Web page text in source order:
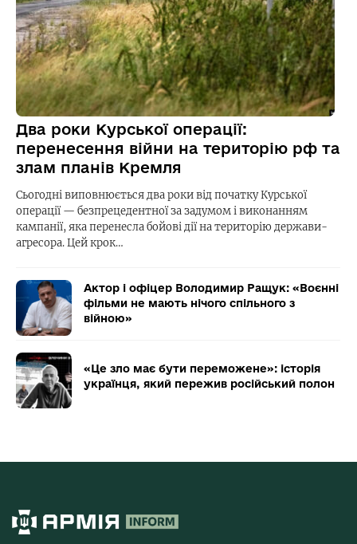
Два роки Курської операції:
перенесення війни на територію рф та
злам планів Кремля
Сьогодні виповнюється два роки від початку Курської
операції — безпрецедентної за задумом і виконанням
кампанії, яка перенесла бойові дії на територію держави-
агресора. Цей крок…
Актор і офіцер Володимир Ращук: «Воєнні
фільми не мають нічого спільного з
війною»
«Це зло має бути переможене»: історія
українця, який пережив російський полон